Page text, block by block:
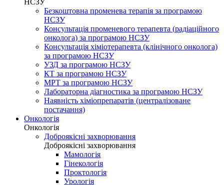
НСЗУ
Безкоштовна променева терапія за програмою
НСЗУ
Консультація променевого терапевта (радіаційного
онколога) за програмою НСЗУ
Консультація хіміотерапевта (клінічного онколога)
за програмою НСЗУ
УЗД за програмою НСЗУ
КТ за програмою НСЗУ
МРТ за програмою НСЗУ
Лабораторна діагностика за програмою НСЗУ
Наявність хіміопрепаратів (централізоване
постачання)
Онкологія
Онкологія
Доброякісні захворювання
Доброякісні захворювання
Мамологія
Гінекологія
Проктологія
Урологія